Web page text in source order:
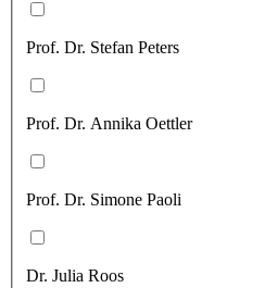
Prof. Dr. Stefan Peters
Prof. Dr. Annika Oettler
Prof. Dr. Simone Paoli
Dr. Julia Roos